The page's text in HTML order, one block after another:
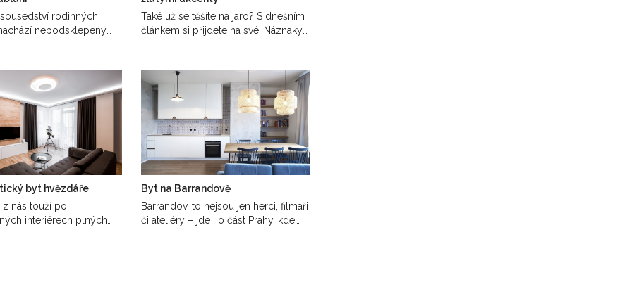
rodinných
nepodsklepený
Také už se těšíte na jaro? S dnešním
článkem si přijdete na své. Náznaky
byt hvězdáře
z nás touží po
interiérech plných
Byt na Barrandově
Barrandov, to nejsou jen herci, filmaři
či ateliéry – jde i o část Prahy, kde…